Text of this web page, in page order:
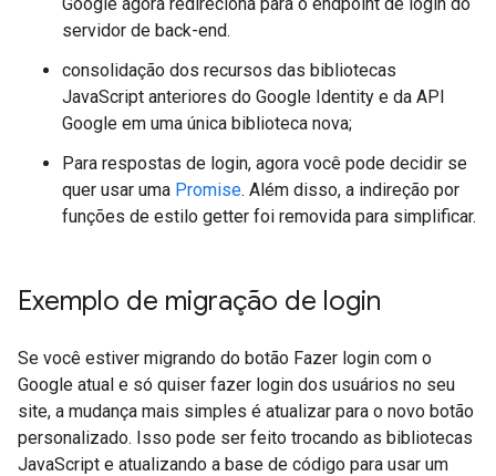
servidor de back-end.
consolidação dos recursos das bibliotecas
JavaScript anteriores do Google Identity e da API
Google em uma única biblioteca nova;
Para respostas de login, agora você pode decidir se
quer usar uma Promise. Além disso, a indireção por
funções de estilo getter foi removida para simplificar.
Exemplo de migração de login
Se você estiver migrando do botão Fazer login com o
Google atual e só quiser fazer login dos usuários no seu
site, a mudança mais simples é atualizar para o novo botão
personalizado. Isso pode ser feito trocando as bibliotecas
JavaScript e atualizando a base de código para usar um